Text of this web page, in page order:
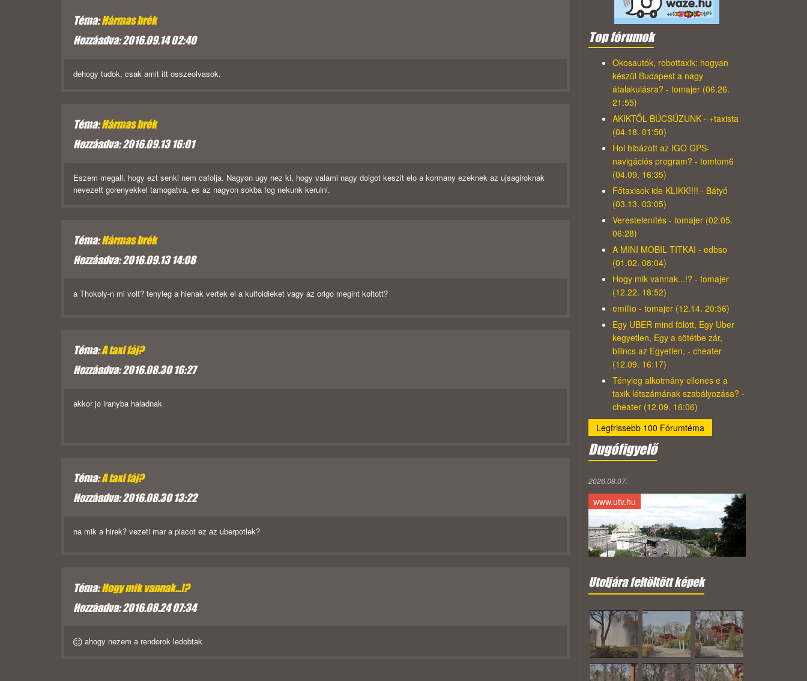
Téma:Hármas brék
Hozzáadva: 2016.09.14 02:40
dehogy tudok, csak amit itt osszeolvasok.
Téma:Hármas brék
Hozzáadva: 2016.09.13 16:01
Eszem megall, hogy ezt senki nem cafolja. Nagyon ugy nez ki, hogy valami nagy dolgot keszit elo a kormany ezeknek az ujsagiroknak
nevezett gorenyekkel tamogatva, es az nagyon sokba fog nekunk kerulni.
Téma:Hármas brék
Hozzáadva: 2016.09.13 14:08
a Thokoly-n mi volt? tenyleg a hienak vertek el a kulfoldieket vagy az origo megint koltott?
Téma:A taxi fáj?
Hozzáadva: 2016.08.30 16:27
akkor jo iranyba haladnak
Téma:A taxi fáj?
Hozzáadva: 2016.08.30 13:22
na mik a hirek? vezeti mar a piacot ez az uberpotlek?
Téma:Hogy mik vannak...!?
Hozzáadva: 2016.08.24 07:34
ahogy nezem a rendorok ledobtak
Top fórumok
Okosautók, robottaxik: hogyan
készül Budapest a nagy
átalakulásra? - tomajer (06.26.
21:55)
AKIKTŐL BÚCSÚZUNK - +taxista
(04.18. 01:50)
Hol hibázott az IGO GPS-
navigációs program? - tomtom6
(04.09. 16:35)
Főtaxisok ide KLIKK!!!! - Bátyó
(03.13. 03:05)
Verestelenítés - tomajer (02.05.
06:28)
A MINI MOBIL TITKAI - edbso
(01.02. 08:04)
Hogy mik vannak...!? - tomajer
(12.22. 18:52)
emillio - tomajer (12.14. 20:56)
Egy UBER mind fölött, Egy Uber
kegyetlen, Egy a sötétbe zár,
bilincs az Egyetlen, - cheater
(12.09. 16:17)
Tényleg alkotmány ellenes e a
taxik létszámának szabályozása? -
cheater (12.09. 16:06)
Legfrissebb 100 Fórumtéma
Dugófigyelő
2026.08.07.
www.utv.hu
Utoljára feltöltött képek